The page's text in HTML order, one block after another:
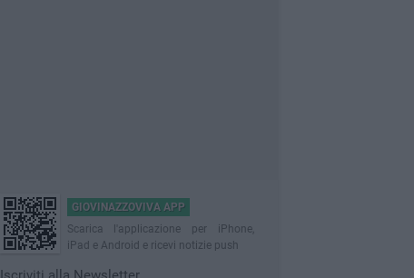
GIOVINAZZOVIVA APP
Scarica l'applicazione per iPhone,
iPad e Android e ricevi notizie push